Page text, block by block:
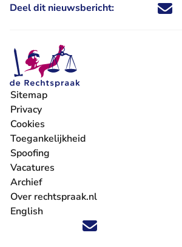
Deel dit nieuwsbericht: Deel dit
Deel
Deel
Volg ons op X (Twitter) - U verlaat
Volg ons op Facebook - U verlaat
Volg ons op Instagram - U
Volg ons op Youtube - U
Volg ons op LinkedIn -
'Blijf op de hoogte'
Sitemap
Privacy
Cookies
Toegankelijkheid
Spoofing
Vacatures
- U verlaat Rechtspraak.nl
Archief
Over rechtspraak.nl
English